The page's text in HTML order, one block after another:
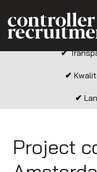
✔
✔
✔
Project